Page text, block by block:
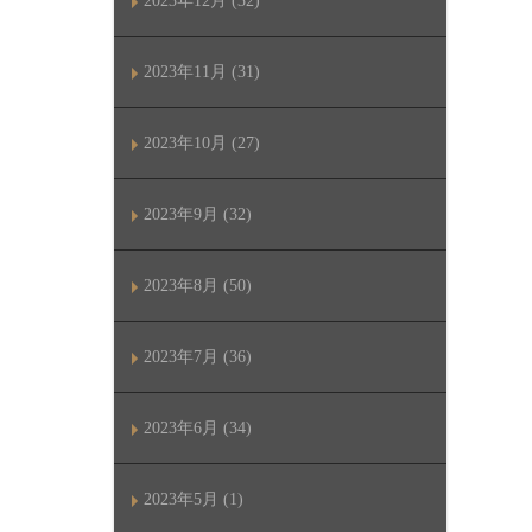
2023年11月 (31)
2023年10月 (27)
2023年9月 (32)
2023年8月 (50)
2023年7月 (36)
2023年6月 (34)
2023年5月 (1)